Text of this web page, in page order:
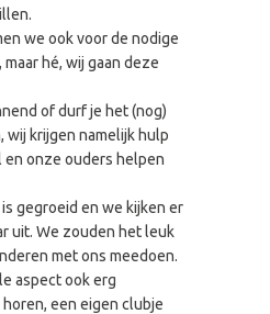
we ook voor de nodige
hé, wij gaan deze
of durf je het (nog)
wij krijgen namelijk hulp
en onze ouders helpen
gegroeid en we kijken er
uit. We zouden het leuk
met ons meedoen.
aspect ook erg
een eigen clubje